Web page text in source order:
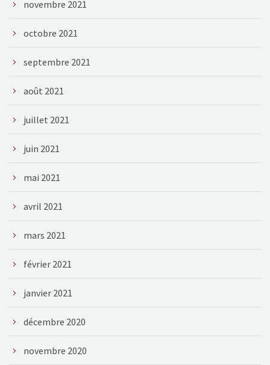
novembre 2021
octobre 2021
septembre 2021
août 2021
juillet 2021
juin 2021
mai 2021
avril 2021
mars 2021
février 2021
janvier 2021
décembre 2020
novembre 2020